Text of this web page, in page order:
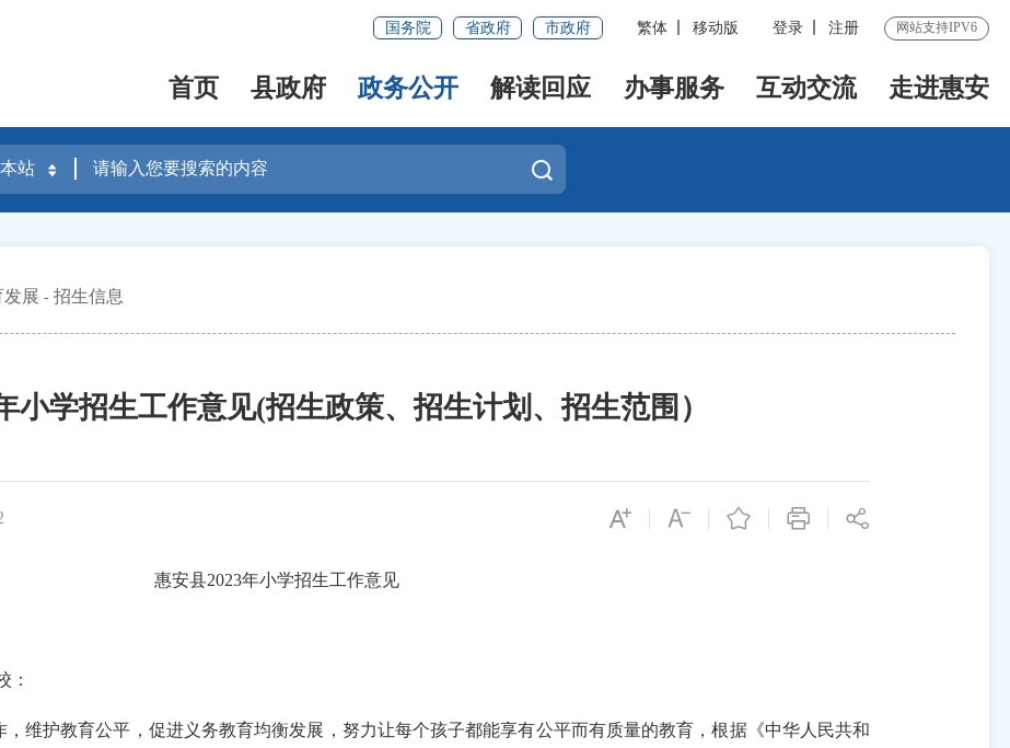
国务院 省政府 市政府 繁体 移动版 登录 注册 网站支持IPV6
首页 县政府 政务公开 解读回应 办事服务 互动交流 走进惠安
发展 招生信息
小学招生工作意见(招生政策、招生计划、招生范围）
惠安县2023年小学招生工作意见
：
维护教育公平，促进义务教育均衡发展，努力让每个孩子都能享有公平而有质量的教育，根据《中华人民共和